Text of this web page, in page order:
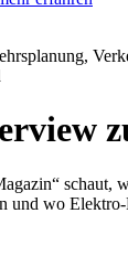
schaut,
und wo